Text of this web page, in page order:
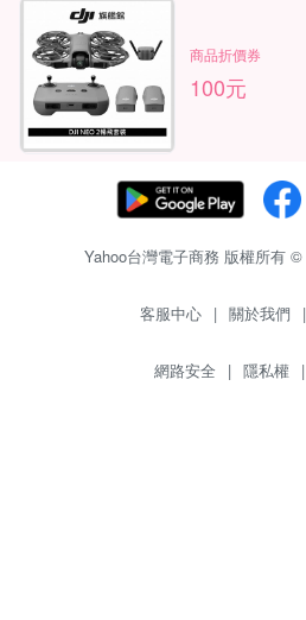
商品折價券
100元
Yahoo台灣電子商務 版權所有
客服中心 | 關於我們 |
網路安全 | 隱私權 |